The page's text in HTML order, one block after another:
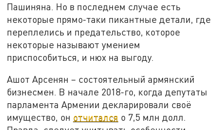
Пашиняна. Но в последнем случае есть
некоторые прямо-таки пикантные детали, где
переплелись и предательство, которое
некоторые называют умением
приспособиться, и нюх на выгоду.
Ашот Арсенян – состоятельный армянский
бизнесмен. В начале 2018-го, когда депутаты
парламента Армении декларировали своё
имущество, он отчитался о 7,5 млн долл.